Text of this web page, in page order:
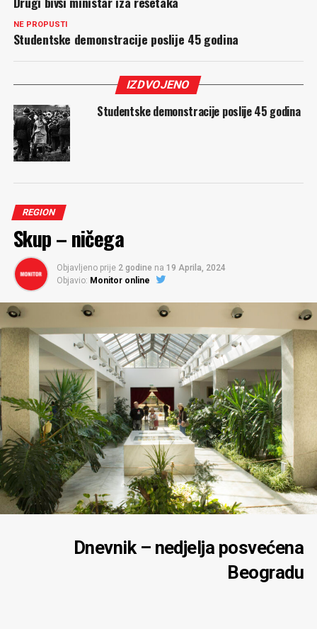
NE PROPUSTI
Studentske demonstracije poslije 45 godina
IZDVOJENO
Studentske demonstracije poslije 45 godina
REGION
Skup – ničega
Objavljeno prije 2 godine na 19 Aprila, 2024
Objavio: Monitor online
Dnevnik – nedjelja posvećena
Beogradu